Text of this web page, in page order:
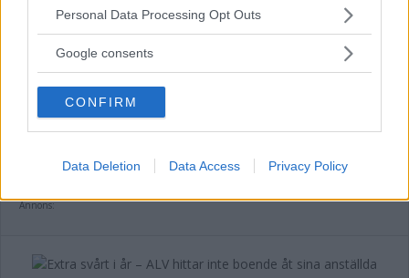
Please note that this website/app uses one or more Google
not limited to your visit or usage behaviour. You may click to
use your data for below specified purposes in below Google
consent section.
Personal Data Processing Opt Outs
Google consents
CONFIRM
Data Deletion Data Access Privacy Policy
NYTT SUPERÅR FÖR ALV – SÅ STOR
BLEV VINSTEN
Annons: